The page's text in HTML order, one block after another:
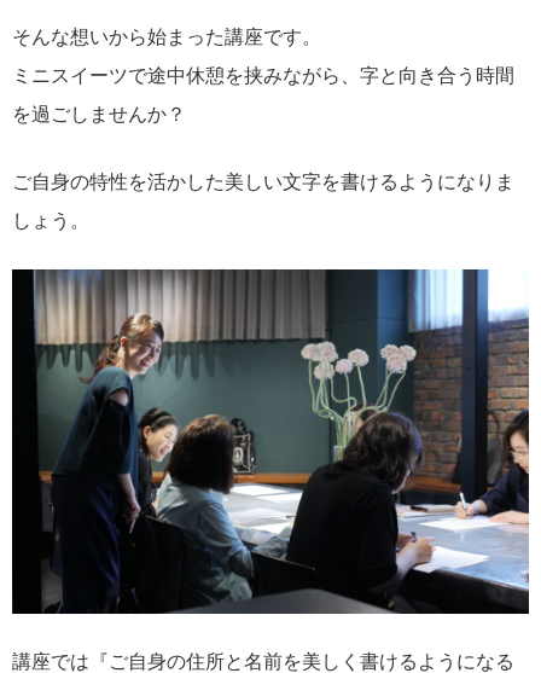
そんな想いから始まった講座です。
ミニスイーツで途中休憩を挟みながら、字と向き合う時間
を過ごしませんか？
ご自身の特性を活かした美しい文字を書けるようになりま
しょう。
講座では『ご自身の住所と名前を美しく書けるようになる